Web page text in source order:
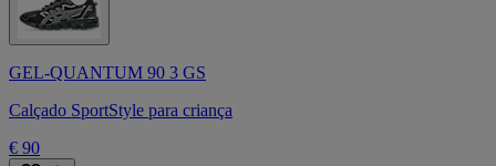
GEL-QUANTUM 90 3 GS
Calçado SportStyle para criança
€ 90